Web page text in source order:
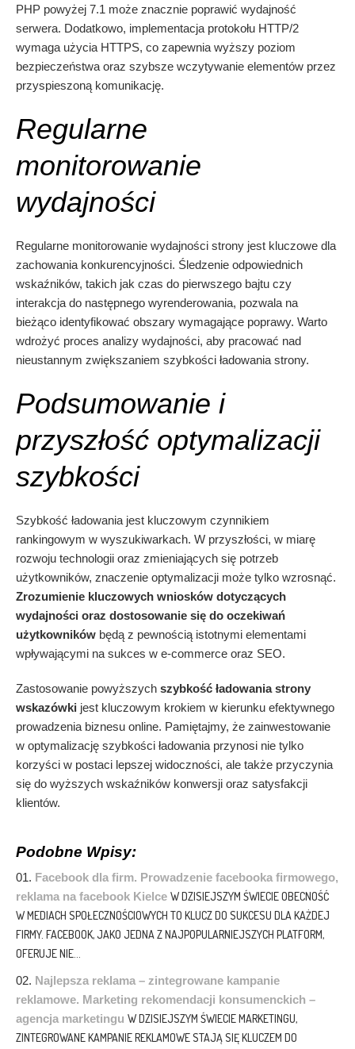
PHP powyżej 7.1 może znacznie poprawić wydajność
serwera. Dodatkowo, implementacja protokołu HTTP/2
wymaga użycia HTTPS, co zapewnia wyższy poziom
bezpieczeństwa oraz szybsze wczytywanie elementów przez
przyspieszoną komunikację.
Regularne
monitorowanie
wydajności
Regularne monitorowanie wydajności strony jest kluczowe dla
zachowania konkurencyjności. Śledzenie odpowiednich
wskaźników, takich jak czas do pierwszego bajtu czy
interakcja do następnego wyrenderowania, pozwala na
bieżąco identyfikować obszary wymagające poprawy. Warto
wdrożyć proces analizy wydajności, aby pracować nad
nieustannym zwiększaniem szybkości ładowania strony.
Podsumowanie i
przyszłość optymalizacji
szybkości
Szybkość ładowania jest kluczowym czynnikiem
rankingowym w wyszukiwarkach. W przyszłości, w miarę
rozwoju technologii oraz zmieniających się potrzeb
użytkowników, znaczenie optymalizacji może tylko wzrosnąć.
Zrozumienie kluczowych wniosków dotyczących
wydajności oraz dostosowanie się do oczekiwań
użytkowników będą z pewnością istotnymi elementami
wpływającymi na sukces w e-commerce oraz SEO.
Zastosowanie powyższych szybkość ładowania strony
wskazówki jest kluczowym krokiem w kierunku efektywnego
prowadzenia biznesu online. Pamiętajmy, że zainwestowanie
w optymalizację szybkości ładowania przynosi nie tylko
korzyści w postaci lepszej widoczności, ale także przyczynia
się do wyższych wskaźników konwersji oraz satysfakcji
klientów.
Podobne Wpisy:
Facebook dla firm. Prowadzenie facebooka firmowego,
reklama na facebook Kielce W DZISIEJSZYM ŚWIECIE OBECNOŚĆ
W MEDIACH SPOŁECZNOŚCIOWYCH TO KLUCZ DO SUKCESU DLA KAŻDEJ
FIRMY. FACEBOOK, JAKO JEDNA Z NAJPOPULARNIEJSZYCH PLATFORM,
OFERUJE NIE...
Najlepsza reklama – zintegrowane kampanie
reklamowe. Marketing rekomendacji konsumenckich –
agencja marketingu W DZISIEJSZYM ŚWIECIE MARKETINGU,
ZINTEGROWANE KAMPANIE REKLAMOWE STAJĄ SIĘ KLUCZEM DO